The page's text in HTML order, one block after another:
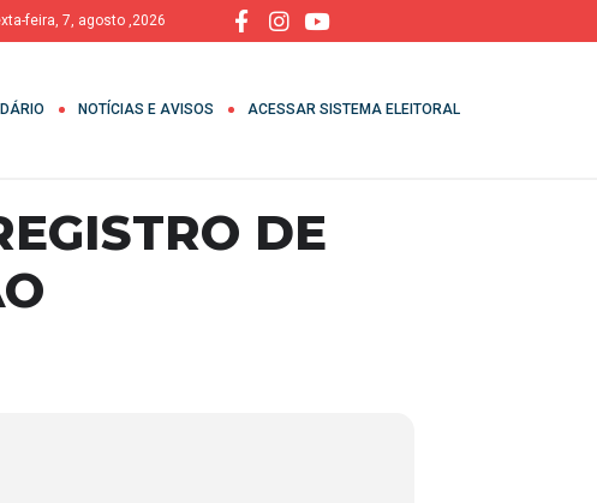
feira, 7, agosto ,2026
NOTÍCIAS E AVISOS ACESSAR SISTEMA ELEITORAL
DE